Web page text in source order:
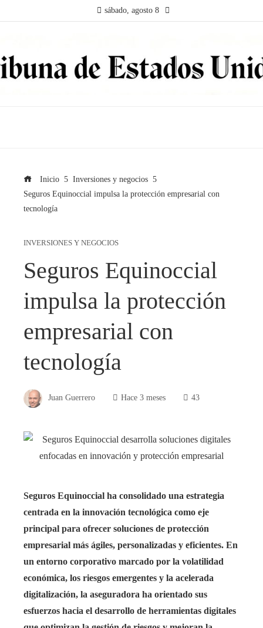
sábado, agosto 8
Inicio
Inversiones y negocios
Seguros Equinoccial impulsa la protección empresarial con
tecnología
INVERSIONES Y NEGOCIOS
Seguros Equinoccial
impulsa la protección
empresarial con
tecnología
Juan Guerrero Hace 3 meses 43
Seguros Equinoccial ha consolidado una estrategia
centrada en la innovación tecnológica como eje
principal para ofrecer soluciones de protección
empresarial más ágiles, personalizadas y eficientes. En
un entorno corporativo marcado por la volatilidad
económica, los riesgos emergentes y la acelerada
digitalización, la aseguradora ha orientado sus
esfuerzos hacia el desarrollo de herramientas digitales